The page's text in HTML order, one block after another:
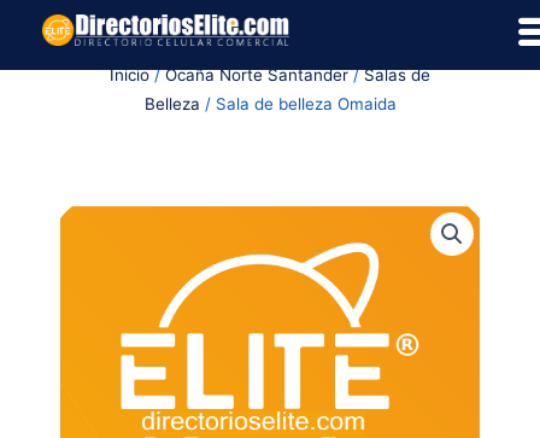
Inicio/Ocaña Norte Santander/Salas de
Belleza / Sala de belleza Omaida